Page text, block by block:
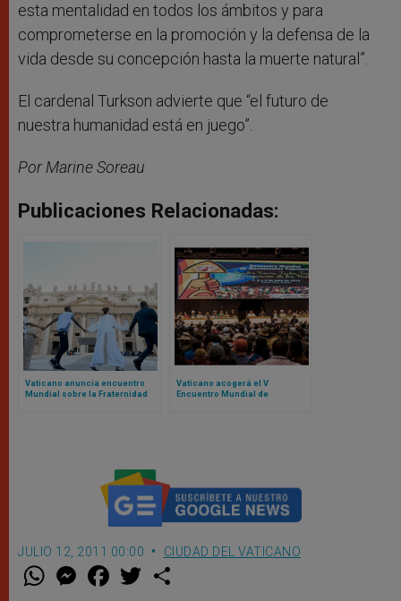
esta mentalidad en todos los ámbitos y para
comprometerse en la promoción y la defensa de la
vida desde su concepción hasta la muerte natural”.
El cardenal Turkson advierte que “el futuro de
nuestra humanidad está en juego”.
Por Marine Soreau
Publicaciones Relacionadas:
Vaticano anuncia encuentro
Mundial sobre la Fraternidad
Vaticano acogerá el V
Encuentro Mundial de
JULIO 12, 2011 00:00 CIUDAD DEL VATICANO
W M
e
F
a w